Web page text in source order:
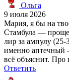
Ольга
9 июля 2026
Мария, я бы на
Стамбула — проще
лир за ампулу
именно аптечный
всё объяснит.
Ответить